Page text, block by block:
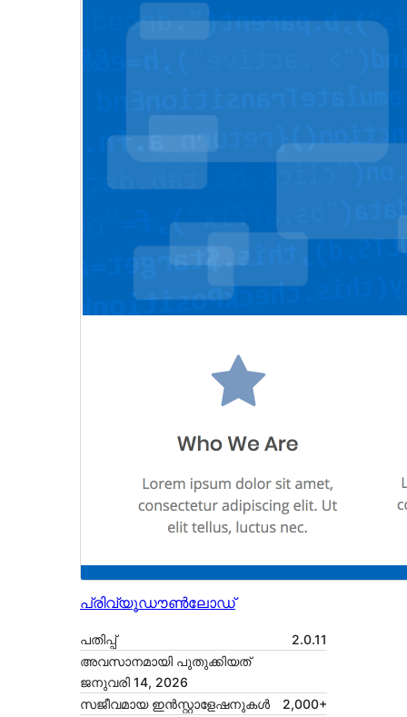
പ്രിവ്യൂഡൗൺലോഡ്
പതിപ്പ്
2.0.11
അവസാനമായി പുതുക്കിയത്
ജനുവരി 14, 2026
സജീവമായ ഇൻസ്റ്റാളേഷനുകൾ
2,000+